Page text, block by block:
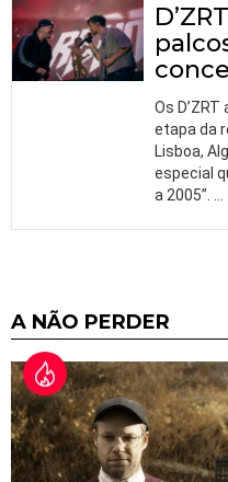
Os
etapa da
Lisboa,
especial
a 2005”.
A NÃO PERDER